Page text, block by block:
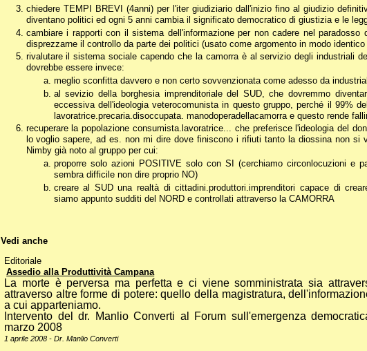
chiedere TEMPI BREVI (4anni) per l'iter giudiziario dall'inizio fino al giudizio
diventano politici ed ogni 5 anni cambia il significato democratico di giustizia e le
cambiare i rapporti con il sistema dell'informazione per non cadere nel paradosso
disprezzarne il controllo da parte dei politici (usato come argomento in modo
rivalutare il sistema sociale capendo che la camorra è al servizio degli industriali
dovrebbe essere invece:
meglio sconfitta davvero e non certo sovvenzionata come adesso da
al sevizio della borghesia imprenditoriale del SUD, che dovremmo
eccessiva dell'ideologia veterocomunista in questo gruppo, perché il 99%
lavoratrice.precaria.disoccupata. manodoperadellacamorra e questo rende
recuperare la popolazione consumista.lavoratrice... che preferisce l'ideologia del
lo voglio sapere, ad es. non mi dire dove finiscono i rifiuti tanto la diossina non si
Nimby già noto al gruppo per cui:
proporre solo azioni POSITIVE solo con SI (cerchiamo circonlocuzioni e
sembra difficile non dire proprio NO)
creare al SUD una realtà di cittadini.produttori.imprenditori capace di
siamo appunto sudditi del NORD e controllati attraverso la CAMORRA
Vedi anche
Editoriale
Assedio alla Produttività Campana
La morte è perversa ma perfetta e ci viene somministrata sia
attraverso altre forme di potere: quello della magistratura,
a cui apparteniamo.
Intervento del dr. Manlio Converti al Forum sull'emergenza
marzo 2008
1 aprile 2008 - Dr. Manlio Converti